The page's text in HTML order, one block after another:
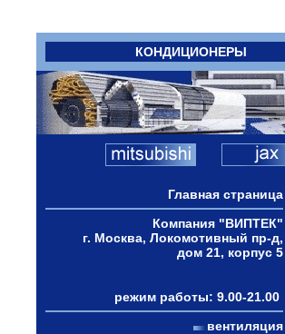
КОНДИЦИОНЕРЫ
Главная страница
Компания "ВИПТЕК"
г. Москва, Локомотивный пр-д,
дом 21, корпус 5
режим работы: 9.00-21.00
вентиляция